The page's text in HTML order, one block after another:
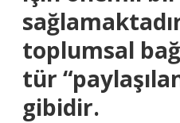
toplumsal
tür
gibidir.